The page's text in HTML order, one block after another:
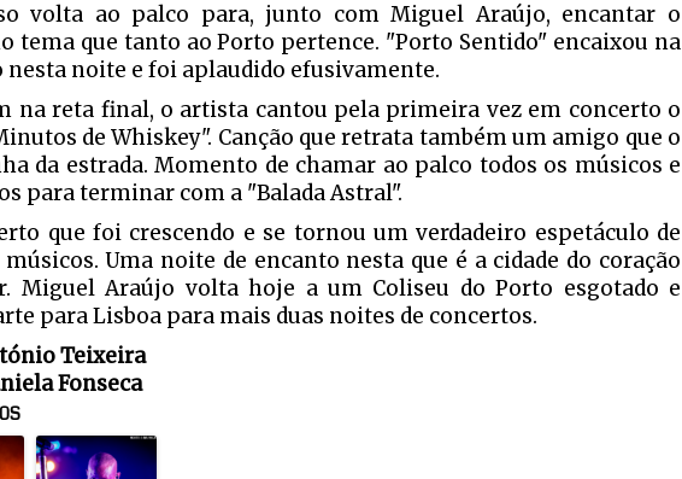
volta ao palco para, junto com Miguel Araújo, encantar o
tema que tanto ao Porto pertence. "Porto Sentido" encaixou na
nesta noite e foi aplaudido efusivamente.
na reta final, o artista cantou pela primeira vez em concerto o
de Whiskey". Canção que retrata também um amigo que o
da estrada. Momento de chamar ao palco todos os músicos e
para terminar com a "Balada Astral".
que foi crescendo e se tornou um verdadeiro espetáculo de
Uma noite de encanto nesta que é a cidade do coração
Miguel Araújo volta hoje a um Coliseu do Porto esgotado e
para Lisboa para mais duas noites de concertos.
Teixeira
Fonseca